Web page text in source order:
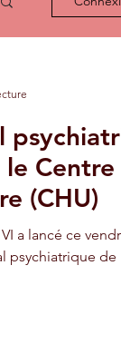
(CHU)
a lancé ce
psychiatrique de